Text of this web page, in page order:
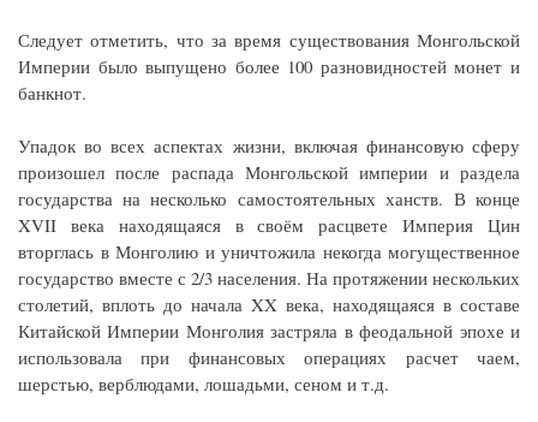
Следует отметить, что за время существования Монгольской
Империи было выпущено более 100 разновидностей монет и
банкнот.
Упадок во всех аспектах жизни, включая финансовую сферу
произошел после распада Монгольской империи и раздела
государства на несколько самостоятельных ханств. В конце
XVII века находящаяся в своём расцвете Империя Цин
вторглась в Монголию и уничтожила некогда могущественное
государство вместе с 2/3 населения. На протяжении нескольких
столетий, вплоть до начала XX века, находящаяся в составе
Китайской Империи Монголия застряла в феодальной эпохе и
использовала при финансовых операциях расчет чаем,
шерстью, верблюдами, лошадьми, сеном и т.д.